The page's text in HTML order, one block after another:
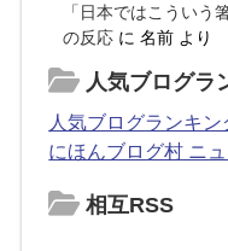
「日本ではこういう
の反応 に名前 より
人気ブログラ
人気ブログランキン
にほんブログ村 ニ
相互RSS